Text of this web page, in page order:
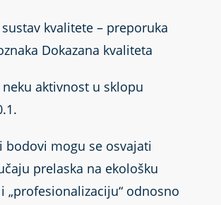
kvalitete – preporuka
Dokazana kvaliteta
aktivnost u sklopu
bodovi mogu se osvajati
prelaska na ekološku
„profesionalizaciju“ odnosno